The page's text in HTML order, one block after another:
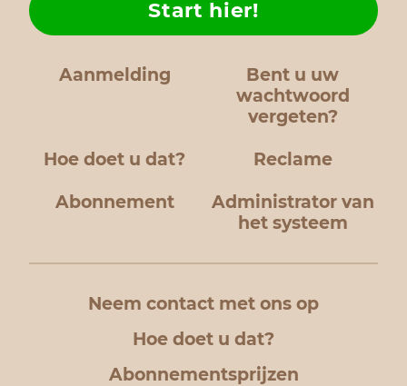
Aanmelding
Bent u uw
wachtwoord
vergeten?
Hoe doet u dat?
Start hier!
Reclame
Abonnement
Administrator van
het systeem
Neem contact met ons op
Hoe doet u dat?
Abonnementsprijzen